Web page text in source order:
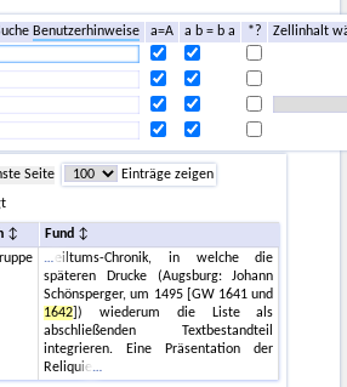
Benutzerhinweise a=A a b = b a *?
Zellinhalt
Seite
Einträge zeigen
Fund
eiltums-Chronik, in welche die
späteren Drucke (Augsburg: Johann
Schönsperger, um 1495 [GW 1641 und
1642 ]) wiederum die Liste als
abschließenden Textbestandteil
integrieren. Eine Präsentation der
Reliquie